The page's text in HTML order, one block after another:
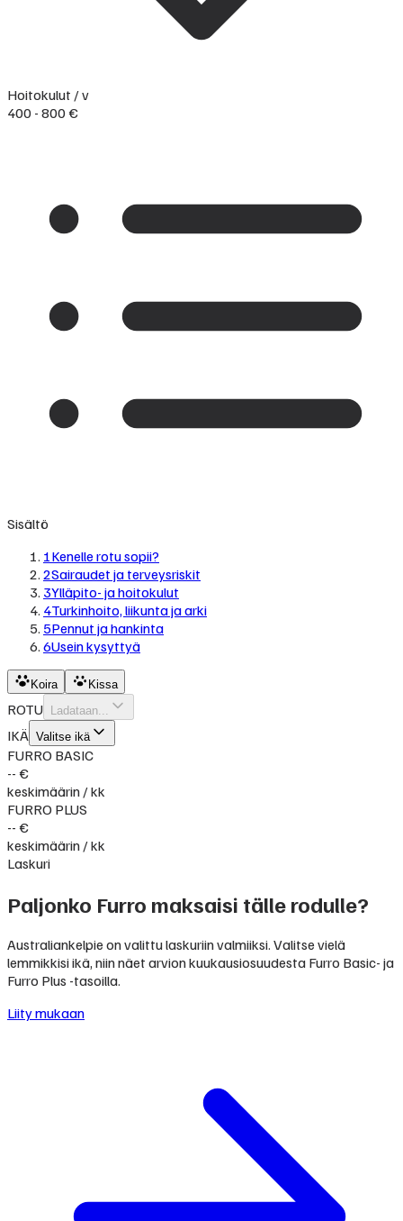
Hoitokulut / v
400 - 800 €
Sisältö
1Kenelle rotu sopii?
2Sairaudet ja terveysriskit
3Ylläpito- ja hoitokulut
4Turkinhoito, liikunta ja arki
5Pennut ja hankinta
6Usein kysyttyä
Koira Kissa
ROTU Ladataan...
IKÄ Valitse ikä
FURRO BASIC
-- €
keskimäärin / kk
FURRO PLUS
-- €
keskimäärin / kk
Laskuri
Paljonko Furro maksaisi tälle rodulle?
Australiankelpie on valittu laskuriin valmiiksi. Valitse vielä
lemmikkisi ikä, niin näet arvion kuukausiosuudesta Furro Basic- ja
Furro Plus -tasoilla.
Liity mukaan